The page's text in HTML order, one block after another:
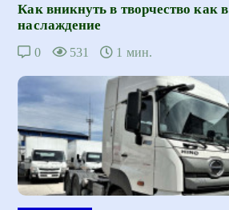
Как вникнуть в творчество как в
наслаждение
0 531 1 мин.